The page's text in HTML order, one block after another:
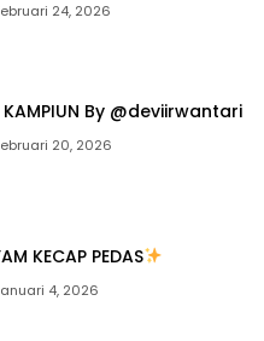
24, 2026
Resep BUBUR KAMPIUN By @deviirwantari
20, 2026
KECAP PEDAS
4, 2026